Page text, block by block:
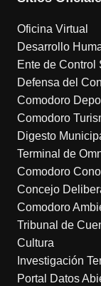
k
a
m
Oficina Virtual
Desarrollo
Ente de
Defensa del
Comodoro
Comodoro
Digesto
Terminal de
Comodoro
Concejo
Comodoro
Tribunal de
Cultura
Investigación
Portal Datos